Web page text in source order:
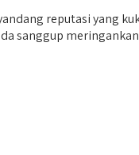
reputasi yang
sanggup